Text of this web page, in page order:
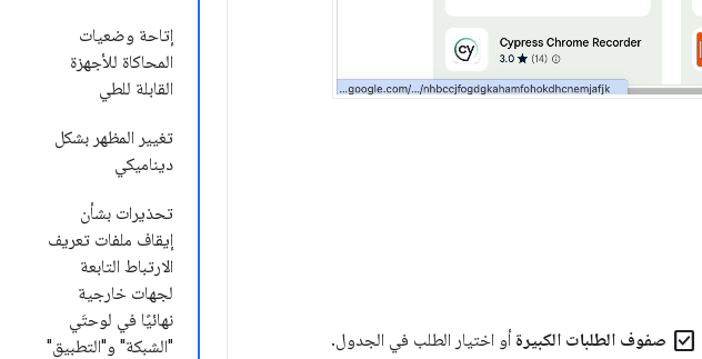
إتاحة وضعيات
المحاكاة للأجهزة
القابلة للطي
تغيير المظهر بشكل
ديناميكي
تحذيرات بشأن
إيقاف ملفات تعريف
الارتباط التابعة
لجهات خارجية
نهائيًا في لوحتَي
"الشبكة" و"التطبيق"
check_box صفوف الطلبات الكبيرة أو اختيار الطلب في الجدول.